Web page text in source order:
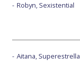
Robyn, Sexistential
Aitana, Superestrella